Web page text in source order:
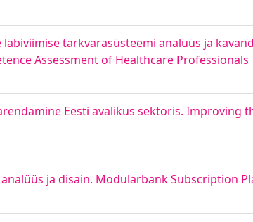
tarkvarasüsteemi analüüs ja
Assessment of Healthcare Professionals
Eesti avalikus sektoris. Improving
ja disain. Modularbank Subscription